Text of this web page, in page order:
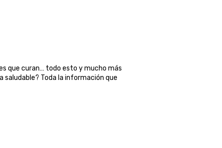
que curan… todo esto y mucho más
saludable? Toda la información que